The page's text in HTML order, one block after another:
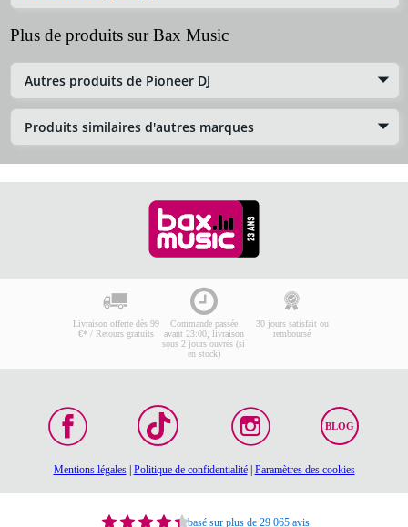
Plus de produits sur Bax Music
Autres produits de Pioneer DJ
Produits similaires d'autres marques
Livraison offerte dès 99
€* / Retours gratuits
Commande passée
avant 23:00, livraison
sous 2 jours ouvrés (si
en stock)
30 jours satisfait ou
remboursé
BLOG
Mentions légales| Politique de confidentialité| Paramètres des cookies
basé sur plus de 29 065 avis